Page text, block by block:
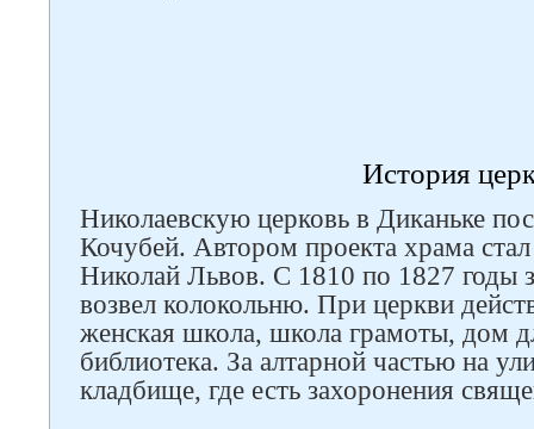
История
Николаевскую церковь в Диканьке
Кочубей. Автором проекта храма
Николай Львов. С 1810 по 1827 годы
возвел колокольню. При церкви
женская школа, школа грамоты, дом
библиотека. За алтарной частью на
кладбище, где есть захоронения